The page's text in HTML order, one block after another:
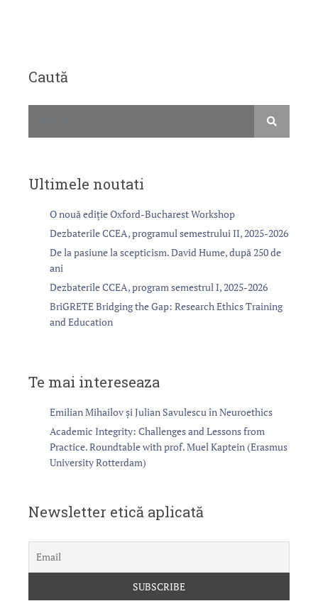
Caută
Ultimele noutati
O nouă ediție Oxford-Bucharest Workshop
Dezbaterile CCEA, programul semestrului II, 2025-2026
De la pasiune la scepticism. David Hume, după 250 de
ani
Dezbaterile CCEA, program semestrul I, 2025-2026
BriGRETE Bridging the Gap: Research Ethics Training
and Education
Te mai intereseaza
Emilian Mihailov și Julian Savulescu în Neuroethics
Academic Integrity: Challenges and Lessons from
Practice. Roundtable with prof. Muel Kaptein (Erasmus
University Rotterdam)
Newsletter etică aplicată